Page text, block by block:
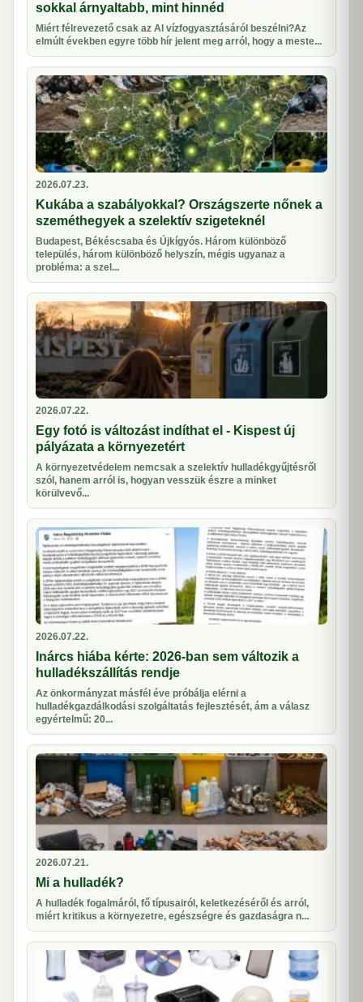
sokkal árnyaltabb, mint hinnéd
Miért félrevezető csak az AI vízfogyasztásáról beszélni?Az
elmúlt években egyre több hír jelent meg arról, hogy a meste...
2026.07.23.
Kukába a szabályokkal? Országszerte nőnek a
szeméthegyek a szelektív szigeteknél
Budapest, Békéscsaba és Újkígyós. Három különböző
település, három különböző helyszín, mégis ugyanaz a
probléma: a szel...
2026.07.22.
Egy fotó is változást indíthat el - Kispest új
pályázata a környezetért
A környezetvédelem nemcsak a szelektív hulladékgyűjtésről
szól, hanem arról is, hogyan vesszük észre a minket
körülvevő...
2026.07.22.
Inárcs hiába kérte: 2026-ban sem változik a
hulladékszállítás rendje
Az önkormányzat másfél éve próbálja elérni a
hulladékgazdálkodási szolgáltatás fejlesztését, ám a válasz
egyértelmű: 20...
2026.07.21.
Mi a hulladék?
A hulladék fogalmáról, fő típusairól, keletkezéséről és arról,
miért kritikus a környezetre, egészségre és gazdaságra n...